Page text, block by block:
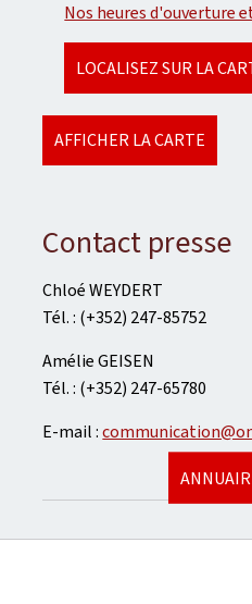
Nos heures d'ouverture
LOCALISEZ SUR LA
AFFICHER LA CARTE
Contact presse
Chloé WEYDERT
Tél. : (+352) 247-85752
Amélie GEISEN
Tél. : (+352) 247-65780
E-mail :